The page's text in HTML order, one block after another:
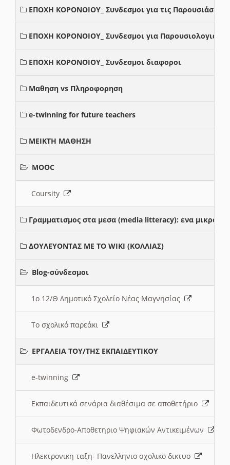
ΕΠΟΧΗ ΚΟΡΟΝΟΙΟΥ_ Συνδεσμοι για τις Παρουσιάσεις
ΕΠΟΧΗ ΚΟΡΟΝΟΙΟΥ_ Συνδεσμοι για Παρουσιολογια
ΕΠΟΧΗ ΚΟΡΟΝΟΙΟΥ_ Συνδεσμοι διαφοροι
Μαθηση vs Πληροφορηση
e-twinning for future teachers
ΜΕΙΚΤΗ ΜΑΘΗΣΗ
MOOC
Coursity
Γραμματισμος στα μεσα (media litteracy): ενα μικρο
ΔΟΥΛΕΥΟΝΤΑΣ ΜΕ ΤΟ WIKI (ΚΟΛΛΙΑΣ)
Blog-σύνδεσμοι
1ο 12/Θ Δημοτικό Σχολείο Νέας Μαγνησίας
Το σχολικό παρεάκι
ΕΡΓΑΛΕΙΑ ΤΟΥ/ΤΗΣ ΕΚΠΑΙΔΕΥΤΙΚΟΥ
e-twinning
Εκπαιδευτικά σενάρια διαθέσιμα σε αποθετήριο
Φωτοδενδρο-Αποθετηριο Ψηφιακών Αντικειμένων
Ηλεκτρονικη ταξη- Πανελληνιο σχολικο δικτυο